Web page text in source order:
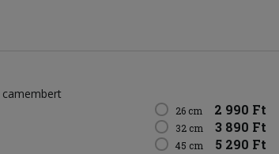
camembert
26 cm 2 990 Ft
32 cm 3 890 Ft
45 cm 5 290 Ft